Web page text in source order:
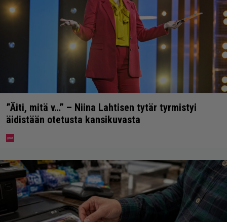
”Äiti, mitä v…” – Niina Lahtisen tytär tyrmistyi
äidistään otetusta kansikuvasta